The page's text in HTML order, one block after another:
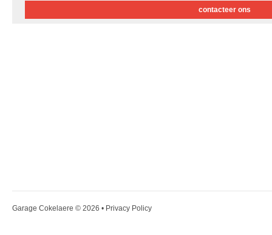
contacteer ons
Garage Cokelaere © 2026 • Privacy Policy